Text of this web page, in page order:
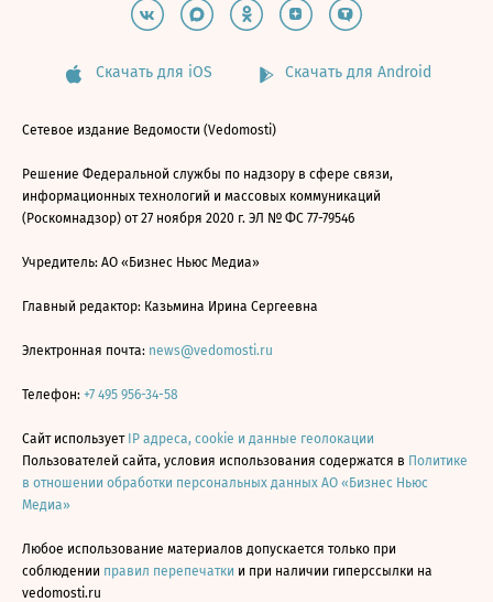
Скачать для iOS Скачать для Android
Сетевое издание Ведомости (Vedomosti)
Решение Федеральной службы по надзору в сфере связи,
информационных технологий и массовых коммуникаций
(Роскомнадзор) от 27 ноября 2020 г. ЭЛ № ФС 77-79546
Учредитель: АО «Бизнес Ньюс Медиа»
Главный редактор: Казьмина Ирина Сергеевна
Электронная почта: news@vedomosti.ru
Телефон: +7 495 956-34-58
Сайт использует IP адреса, cookie и данные геолокации
Пользователей сайта, условия использования содержатся в Политике
в отношении обработки персональных данных АО «Бизнес Ньюс
Медиа»
Любое использование материалов допускается только при
соблюдении правил перепечатки и при наличии гиперссылки на
vedomosti.ru